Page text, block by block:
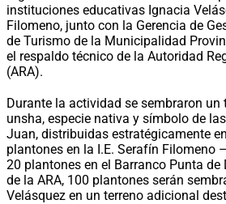
instituciones educativas Ignacia
Filomeno, junto con la Gerencia de
de Turismo de la Municipalidad
el respaldo técnico de la Autoridad
(ARA).
Durante la actividad se sembraron
unsha, especie nativa y símbolo de
Juan, distribuidas estratégicamente
plantones en la I.E. Serafín Filomeno
20 plantones en el Barranco Punta de
de la ARA, 100 plantones serán
Velásquez en un terreno adicional